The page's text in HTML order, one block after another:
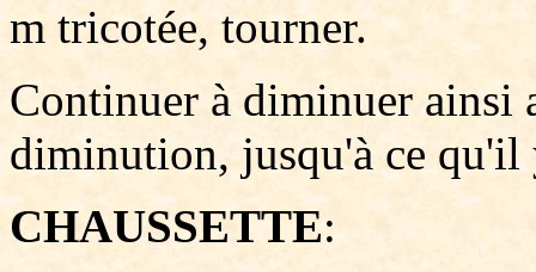
m tricotée, tourner.
Continuer à diminuer ainsi
diminution, jusqu'à ce
CHAUSSETTE: